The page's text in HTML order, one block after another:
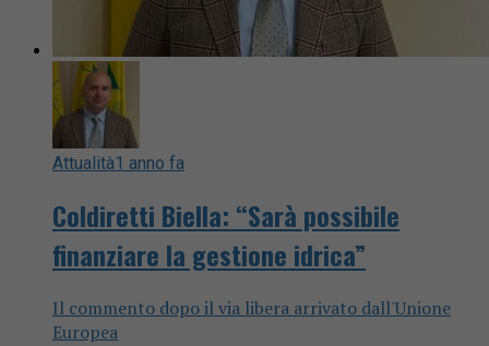
Attualità1 anno fa
Coldiretti Biella: “Sarà possibile
finanziare la gestione idrica”
Il commento dopo il via libera arrivato dall'Unione
Europea